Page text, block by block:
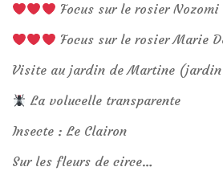
Focus sur le rosier Nozomi
Focus sur le rosier Marie
Visite au jardin de Martine
La volucelle transparente
Insecte : Le Clairon
Sur les fleurs de circe…